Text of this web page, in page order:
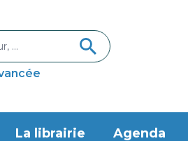
La librairie Agenda